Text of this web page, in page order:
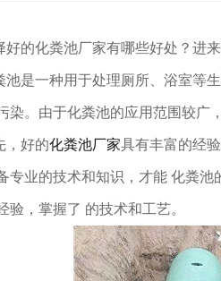
的化粪池厂家有哪些好处？进来
是一种用于处理厕所、浴室等生
染。由于化粪池的应用范围较广
好的化粪池厂家具有丰富的经
专业的技术和知识，才能 化粪
验，掌握了 的技术和工艺。